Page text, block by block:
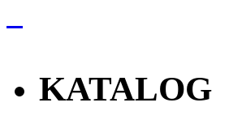
KATALOG